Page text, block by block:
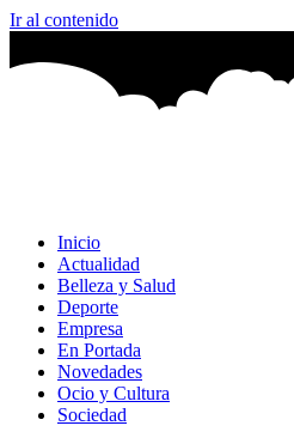
Ir al contenido
Inicio
Actualidad
Belleza y Salud
Deporte
Empresa
En Portada
Novedades
Ocio y Cultura
Sociedad